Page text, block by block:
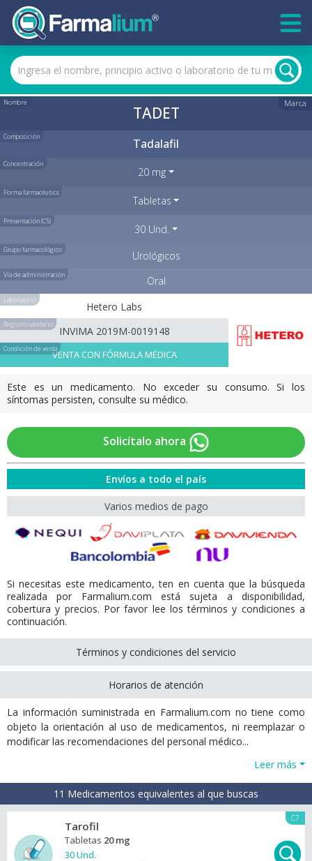
Nombre Marca
TADET
Composición Tadalafil
Concentración
20 mg
Forma farmacéutica
Tabletas
Presentación (C5)
30 Und.
Grupo farmacológico Urológicos
Vía de administración Oral
Laboratorio
Hetero Labs
Registro sanitario
INVIMA 2019M-0019148
Condición de ventaVENTA CON FÓRMULA MÉDICA
Este es un medicamento. No exceder su consumo. Si los
síntomas persisten, consulte su médico.
Solicítalo ahora
Envíos a todo el país
Varios medios de pago
Si necesitas este medicamento, ten en cuenta que la búsqueda
realizada por Farmalium.com está sujeta a disponibilidad,
cobertura y precios. Por favor lee los términos y condiciones a
continuación.
Términos y condiciones del servicio
Horarios de atención
La información suministrada en Farmalium.com no tiene como
objeto la orientación al uso de medicamentos, ni reemplazar o
modificar las recomendaciones del personal médico...
Leer más
11 Medicamentos equivalentes al que buscas
C7
Tarofil
Tabletas 20 mg
30 Und.